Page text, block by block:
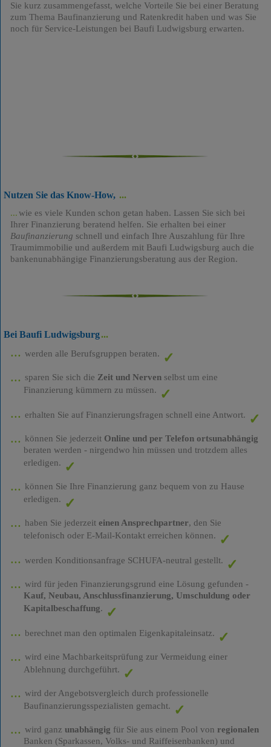
Sie kurz zusammengefasst, welche Vorteile Sie bei einer Beratung
zum Thema Baufinanzierung und Ratenkredit haben und was Sie
noch für Service-Leistungen bei Baufi Ludwigsburg erwarten.
Nutzen Sie das Know-How,
wie es viele Kunden schon getan haben. Lassen Sie sich bei
Ihrer Finanzierung beratend helfen. Sie erhalten bei einer
Baufinanzierung schnell und einfach Ihre Auszahlung für Ihre
Traumimmobilie und außerdem mit Baufi Ludwigsburg auch die
bankenunabhängige Finanzierungsberatung aus der Region.
Bei Baufi Ludwigsburg
werden alle Berufsgruppen beraten.
sparen Sie sich die Zeit und Nervenselbst um eine
Finanzierung kümmern zu müssen.
erhalten Sie auf Finanzierungsfragen schnell eine Antwort.
können Sie jederzeit Online und per Telefon ortsunabhängig
beraten werden - nirgendwo hin müssen und trotzdem alles
erledigen.
können Sie Ihre Finanzierung ganz bequem von zu Hause
erledigen.
haben Sie jederzeit einen Ansprechpartner, den Sie
telefonisch oder E-Mail-Kontakt erreichen können.
werden Konditionsanfrage SCHUFA-neutral gestellt.
wird für jeden Finanzierungsgrund eine Lösung gefunden -
Kauf, Neubau, Anschlussfinanzierung, Umschuldung oder
Kapitalbeschaffung.
berechnet man den optimalen Eigenkapitaleinsatz.
wird eine Machbarkeitsprüfung zur Vermeidung einer
Ablehnung durchgeführt.
wird der Angebotsvergleich durch professionelle
Baufinanzierungsspezialisten gemacht.
wird ganz unabhängig für Sie aus einem Pool von regionalen
Banken (Sparkassen, Volks- und Raiffeisenbanken) und